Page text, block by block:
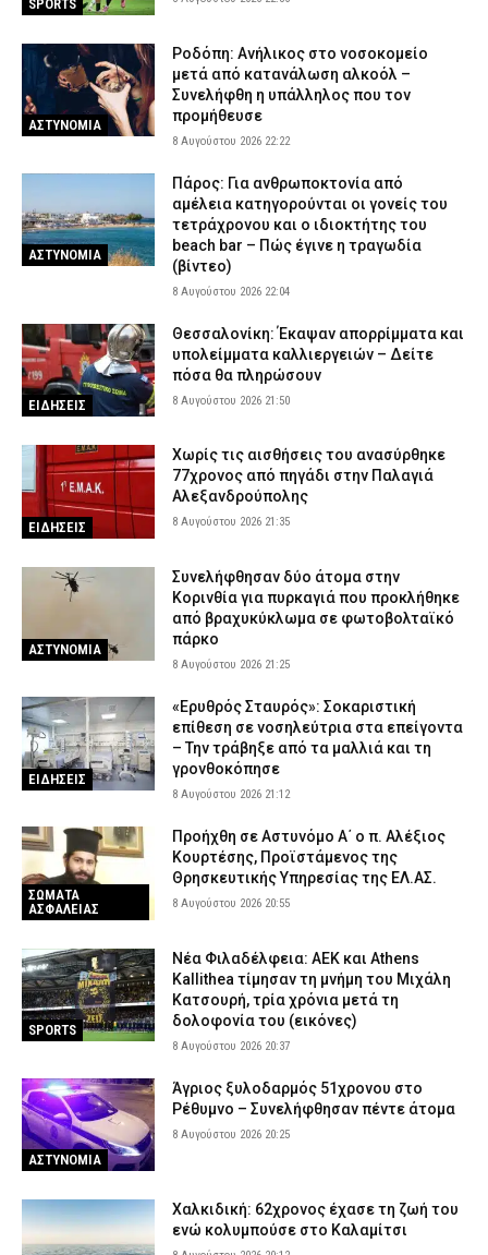
τον 26χρονο Αφγανό
ΑΣΤΥΝΟΜΙΑ 8 Αυγούστου 2026 14:51
Συνελήφθη μέλος της ρωσόφωνης μαφίας στο Παλαιό Φάληρο –
Εμπλέκεται σε εκβιασμούς και ξυλοδαρμούς επιχειρηματιών
ΑΣΤΥΝΟΜΙΑ 8 Αυγούστου 2026 14:33
Έβρος: Αστυνομικοί τσάκωσαν αλλοδαπούς διακινητές που
μετέφεραν 12 παράνομους μετανάστες
ΑΣΤΥΝΟΜΙΑ 8 Αυγούστου 2026 14:18
SPORTS
ΑΣΤΥΝΟΜΙΑ
Ροδόπη: Ανήλικος στο νοσοκομείο
μετά από κατανάλωση αλκοόλ –
Συνελήφθη η υπάλληλος που τον
προμήθευσε
8 Αυγούστου 2026 22:22
ΑΣΤΥΝΟΜΙΑ
Πάρος: Για ανθρωποκτονία από
αμέλεια κατηγορούνται οι γονείς του
τετράχρονου και ο ιδιοκτήτης του
beach bar – Πώς έγινε η τραγωδία
(βίντεο)
8 Αυγούστου 2026 22:04
ΕΙΔΗΣΕΙΣ
Θεσσαλονίκη: Έκαψαν απορρίμματα και
υπολείμματα καλλιεργειών – Δείτε
πόσα θα πληρώσουν
8 Αυγούστου 2026 21:50
ΕΙΔΗΣΕΙΣ
Χωρίς τις αισθήσεις του ανασύρθηκε
77χρονος από πηγάδι στην Παλαγιά
Αλεξανδρούπολης
8 Αυγούστου 2026 21:35
ΑΣΤΥΝΟΜΙΑ
Συνελήφθησαν δύο άτομα στην
Κορινθία για πυρκαγιά που προκλήθηκε
από βραχυκύκλωμα σε φωτοβολταϊκό
πάρκο
8 Αυγούστου 2026 21:25
ΕΙΔΗΣΕΙΣ
«Ερυθρός Σταυρός»: Σοκαριστική
επίθεση σε νοσηλεύτρια στα επείγοντα
– Την τράβηξε από τα μαλλιά και τη
γρονθοκόπησε
8 Αυγούστου 2026 21:12
ΣΩΜΑΤΑ
ΑΣΦΑΛΕΙΑΣ
Προήχθη σε Αστυνόμο Α΄ ο π. Αλέξιος
Κουρτέσης, Προϊστάμενος της
Θρησκευτικής Υπηρεσίας της ΕΛ.ΑΣ.
8 Αυγούστου 2026 20:55
SPORTS
Νέα Φιλαδέλφεια: ΑΕΚ και Athens
Kallithea τίμησαν τη μνήμη του Μιχάλη
Κατσουρή, τρία χρόνια μετά τη
δολοφονία του (εικόνες)
8 Αυγούστου 2026 20:37
ΑΣΤΥΝΟΜΙΑ
Άγριος ξυλοδαρμός 51χρονου στο
Ρέθυμνο – Συνελήφθησαν πέντε άτομα
8 Αυγούστου 2026 20:25
Χαλκιδική: 62χρονος έχασε τη ζωή του
ενώ κολυμπούσε στο Καλαμίτσι